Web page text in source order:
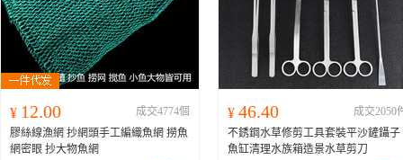
¥ 12.00
成交4774個
膠絲線漁網 抄網頭手工編織魚網 撈魚
網密眼 抄大物魚網
¥ 46.40
成交2050
不銹鋼水草修剪工具套裝平沙鏟鑷子
魚缸清理水族箱造景水草剪刀